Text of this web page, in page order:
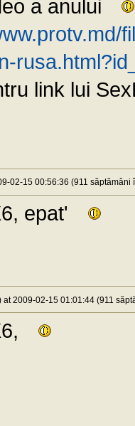
a anului
link lui
02-15 00:56:36 (911 săptămâni
epat'
at 2009-02-15 01:01:44 (911